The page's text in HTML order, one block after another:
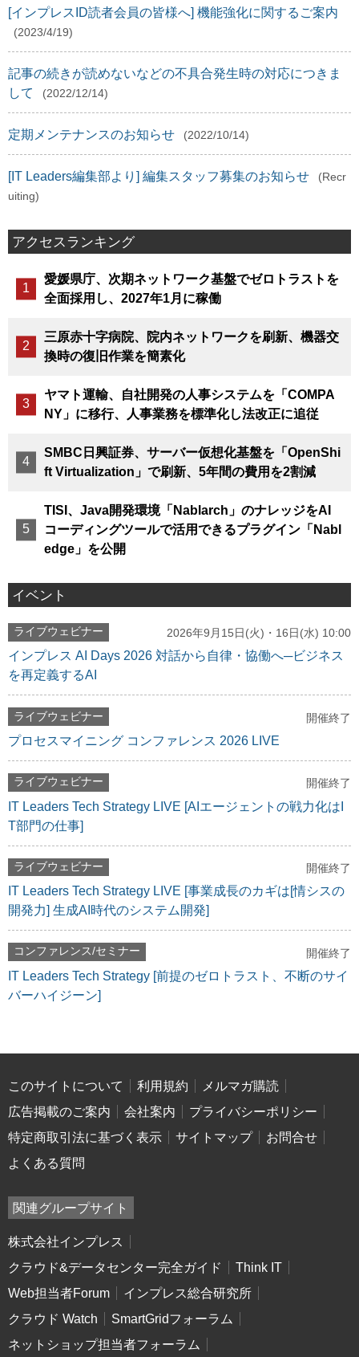
[インプレスID読者会員の皆様へ] 機能強化に関するご案内
(2023/4/19)
記事の続きが読めないなどの不具合発生時の対応につきま
して
(2022/12/14)
定期メンテナンスのお知らせ (2022/10/14)
[IT Leaders編集部より] 編集スタッフ募集のお知らせ
(Recr
uiting)
アクセスランキング
愛媛県庁、次期ネットワーク基盤でゼロトラストを
全面採用し、2027年1月に稼働
三原赤十字病院、院内ネットワークを刷新、機器交
換時の復旧作業を簡素化
ヤマト運輸、自社開発の人事システムを「COMPA
NY」に移行、人事業務を標準化し法改正に追従
SMBC日興証券、サーバー仮想化基盤を「OpenShi
ft Virtualization」で刷新、5年間の費用を2割減
TISI、Java開発環境「Nablarch」のナレッジをAI
コーディングツールで活用できるプラグイン「Nabl
edge」を公開
イベント
ライブウェビナー 2026年9月15日(火)・16日(水) 10:00
インプレス AI Days 2026 対話から自律・協働へ─ビジネス
を再定義するAI
ライブウェビナー 開催終了
プロセスマイニング コンファレンス 2026 LIVE
ライブウェビナー 開催終了
IT Leaders Tech Strategy LIVE [AIエージェントの戦力化はI
T部門の仕事]
ライブウェビナー 開催終了
IT Leaders Tech Strategy LIVE [事業成長のカギは[情シスの
開発力] 生成AI時代のシステム開発]
コンファレンス/セミナー 開催終了
IT Leaders Tech Strategy [前提のゼロトラスト、不断のサイ
バーハイジーン]
このサイトについて 利用規約
メルマガ購読
広告掲載のご案内
会社案内
プライバシーポリシー
特定商取引法に基づく表示
サイトマップ
お問合せ
よくある質問
関連グループサイト
株式会社インプレス
クラウド&データセンター完全ガイド
Think IT
Web担当者Forum
インプレス総合研究所
クラウド Watch
SmartGridフォーラム
ネットショップ担当者フォーラム